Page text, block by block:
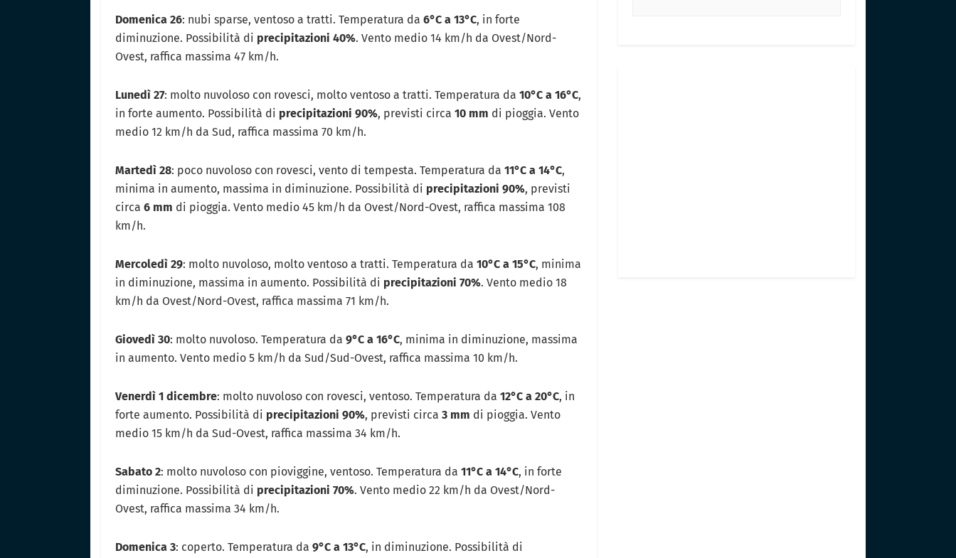
Domenica 26: nubi sparse, ventoso a tratti. Temperatura da 6°C a 13°C, in forte
diminuzione. Possibilità di precipitazioni 40%. Vento medio 14 km/h da Ovest/Nord-
Ovest, raffica massima 47 km/h.
Lunedì 27: molto nuvoloso con rovesci, molto ventoso a tratti. Temperatura da 10°C a 16°C,
in forte aumento. Possibilità di precipitazioni 90%, previsti circa 10 mm di pioggia. Vento
medio 12 km/h da Sud, raffica massima 70 km/h.
Martedì 28: poco nuvoloso con rovesci, vento di tempesta. Temperatura da 11°C a 14°C,
minima in aumento, massima in diminuzione. Possibilità di precipitazioni 90%, previsti
circa 6 mm di pioggia. Vento medio 45 km/h da Ovest/Nord-Ovest, raffica massima 108
km/h.
Mercoledì 29: molto nuvoloso, molto ventoso a tratti. Temperatura da 10°C a 15°C, minima
in diminuzione, massima in aumento. Possibilità di precipitazioni 70%. Vento medio 18
km/h da Ovest/Nord-Ovest, raffica massima 71 km/h.
Giovedì 30: molto nuvoloso. Temperatura da 9°C a 16°C, minima in diminuzione, massima
in aumento. Vento medio 5 km/h da Sud/Sud-Ovest, raffica massima 10 km/h.
Venerdì 1 dicembre: molto nuvoloso con rovesci, ventoso. Temperatura da 12°C a 20°C, in
forte aumento. Possibilità di precipitazioni 90%, previsti circa 3 mm di pioggia. Vento
medio 15 km/h da Sud-Ovest, raffica massima 34 km/h.
Sabato 2: molto nuvoloso con pioviggine, ventoso. Temperatura da 11°C a 14°C, in forte
diminuzione. Possibilità di precipitazioni 70%. Vento medio 22 km/h da Ovest/Nord-
Ovest, raffica massima 34 km/h.
Domenica 3: coperto. Temperatura da 9°C a 13°C, in diminuzione. Possibilità di